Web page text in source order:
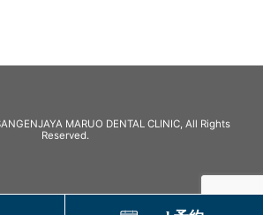
MARUO DENTAL CLINIC, All Rights
Reserved.